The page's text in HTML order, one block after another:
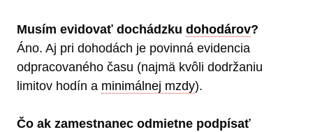
Musím evidovať dochádzku dohodárov?
Áno. Aj pri dohodách je povinná evidencia
odpracovaného času (najmä kvôli dodržaniu
limitov hodín a minimálnej mzdy).
Čo ak zamestnanec odmietne podpísať